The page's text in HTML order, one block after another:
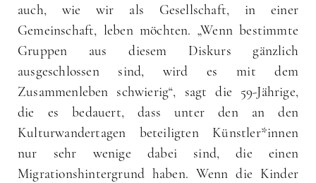
auch, wie wir als Gesellschaft, in einer
Gemeinschaft, leben möchten. „Wenn bestimmte
Gruppen aus diesem Diskurs gänzlich
ausgeschlossen sind, wird es mit dem
Zusammenleben schwierig“, sagt die 59-Jährige,
die es bedauert, dass unter den an den
Kulturwandertagen beteiligten Künstler*innen
nur sehr wenige dabei sind, die einen
Migrationshintergrund haben. Wenn die Kinder